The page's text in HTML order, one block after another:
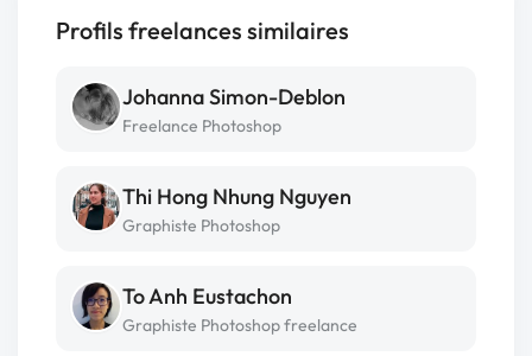
Profils freelances similaires
Johanna Simon-Deblon
Freelance Photoshop
Thi Hong Nhung Nguyen
Graphiste Photoshop
To Anh Eustachon
Graphiste Photoshop freelance